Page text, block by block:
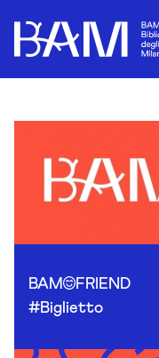
BAM
FRIEND
#Biglietto